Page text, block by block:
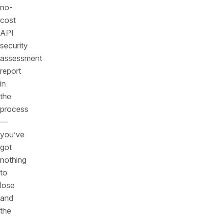
no-
cost
API
security
assessment
report
in
the
process
—
you’ve
got
nothing
to
lose
and
the